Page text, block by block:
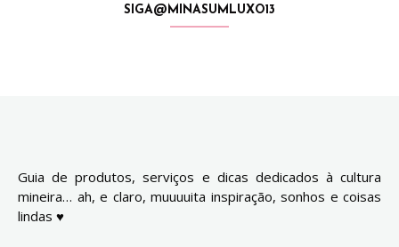
SIGA@MINASUMLUXO13
Guia de produtos, serviços e dicas dedicados à cultura
mineira… ah, e claro, muuuuita inspiração, sonhos e coisas
lindas ♥